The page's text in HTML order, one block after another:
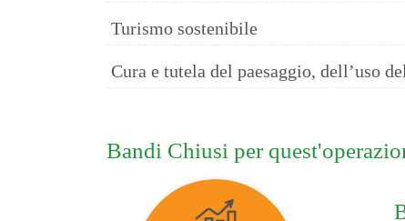
Turismo sostenibile
Cura e tutela del paesaggio, dell’uso
Bandi Chiusi per